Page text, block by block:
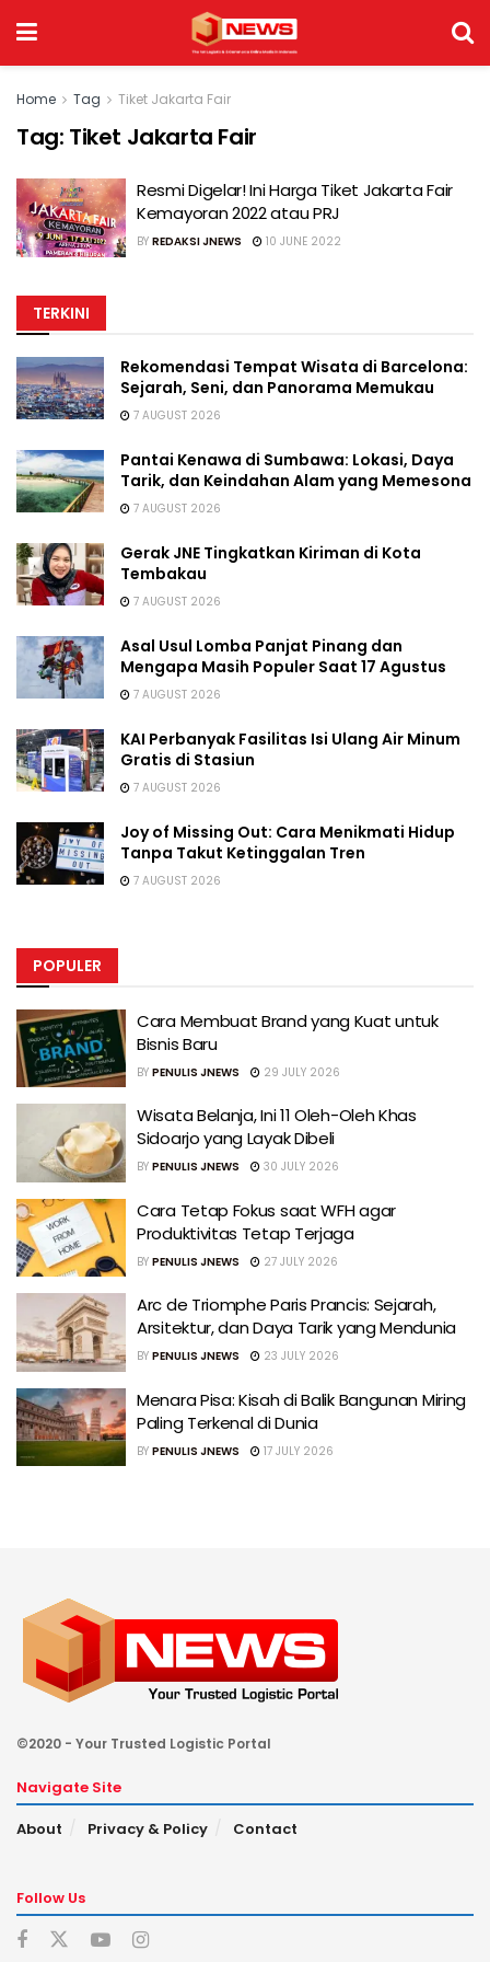
Home Tag Tiket Jakarta Fair
Tag: Tiket Jakarta Fair
Resmi Digelar! Ini Harga Tiket Jakarta Fair
Kemayoran 2022 atau PRJ
BY REDAKSI JNEWS 10 JUNE 2022
TERKINI
Rekomendasi Tempat Wisata di Barcelona:
Sejarah, Seni, dan Panorama Memukau
7 AUGUST 2026
Pantai Kenawa di Sumbawa: Lokasi, Daya
Tarik, dan Keindahan Alam yang Memesona
7 AUGUST 2026
Gerak JNE Tingkatkan Kiriman di Kota
Tembakau
7 AUGUST 2026
Asal Usul Lomba Panjat Pinang dan
Mengapa Masih Populer Saat 17 Agustus
7 AUGUST 2026
KAI Perbanyak Fasilitas Isi Ulang Air Minum
Gratis di Stasiun
7 AUGUST 2026
Joy of Missing Out: Cara Menikmati Hidup
Tanpa Takut Ketinggalan Tren
7 AUGUST 2026
POPULER
Cara Membuat Brand yang Kuat untuk
Bisnis Baru
BY PENULIS JNEWS 29 JULY 2026
Wisata Belanja, Ini 11 Oleh-Oleh Khas
Sidoarjo yang Layak Dibeli
BY PENULIS JNEWS 30 JULY 2026
Cara Tetap Fokus saat WFH agar
Produktivitas Tetap Terjaga
BY PENULIS JNEWS 27 JULY 2026
Arc de Triomphe Paris Prancis: Sejarah,
Arsitektur, dan Daya Tarik yang Mendunia
BY PENULIS JNEWS 23 JULY 2026
Menara Pisa: Kisah di Balik Bangunan Miring
Paling Terkenal di Dunia
BY PENULIS JNEWS 17 JULY 2026
©2020 - Your Trusted Logistic Portal
Navigate Site
About
Privacy & Policy Contact
Follow Us